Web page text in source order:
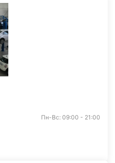
Пн-Вс: 09:00 - 21:00